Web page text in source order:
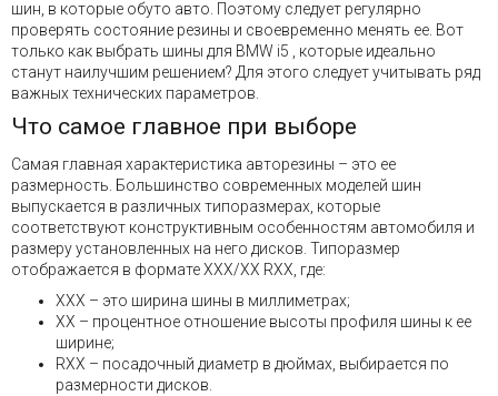
шин, в которые обуто авто. Поэтому следует регулярно
проверять состояние резины и своевременно менять ее. Вот
только как выбрать шины для BMW i5 , которые идеально
станут наилучшим решением? Для этого следует учитывать ряд
важных технических параметров.
Что самое главное при выборе
Самая главная характеристика авторезины – это ее
размерность. Большинство современных моделей шин
выпускается в различных типоразмерах, которые
соответствуют конструктивным особенностям автомобиля и
размеру установленных на него дисков. Типоразмер
отображается в формате XXX/XX RXX, где:
XXX – это ширина шины в миллиметрах;
XX – процентное отношение высоты профиля шины к ее
ширине;
RXX – посадочный диаметр в дюймах, выбирается по
размерности дисков.